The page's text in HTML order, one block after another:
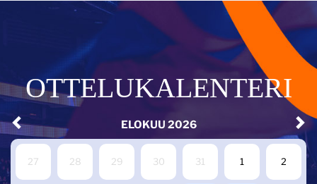
OTTELUKALENTERI
ELOKUU 2026
27 28 29 30 31 1 2